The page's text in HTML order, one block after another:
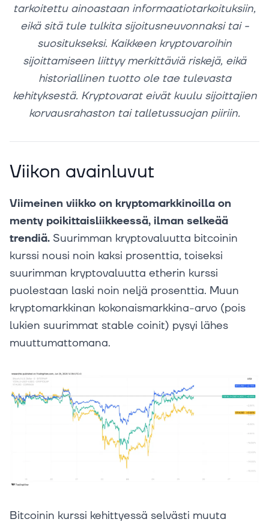
tarkoitettu ainoastaan informaatiotarkoituksiin,
eikä sitä tule tulkita sijoitusneuvonnaksi tai -
suositukseksi. Kaikkeen kryptovaroihin
sijoittamiseen liittyy merkittäviä riskejä, eikä
historiallinen tuotto ole tae tulevasta
kehityksestä. Kryptovarat eivät kuulu sijoittajien
korvausrahaston tai talletussuojan piiriin.
Viikon avainluvut
Viimeinen viikko on kryptomarkkinoilla on
menty poikittaisliikkeessä, ilman selkeää
trendiä. Suurimman kryptovaluutta bitcoinin
kurssi nousi noin kaksi prosenttia, toiseksi
suurimman kryptovaluutta etherin kurssi
puolestaan laski noin neljä prosenttia. Muun
kryptomarkkinan kokonaismarkkina-arvo (pois
lukien suurimmat stable coinit) pysyi lähes
muuttumattomana.
Bitcoinin kurssi kehittyessä selvästi muuta